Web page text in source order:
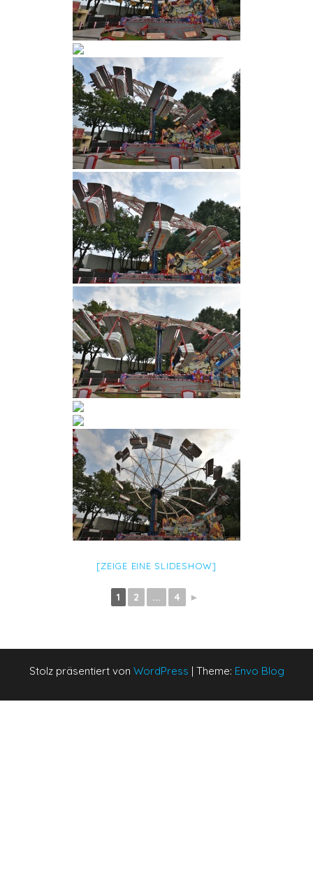
[ZEIGE EINE SLIDESHOW]
1 2 ... 4 ►
Stolz präsentiert von WordPress | Theme: Envo Blog